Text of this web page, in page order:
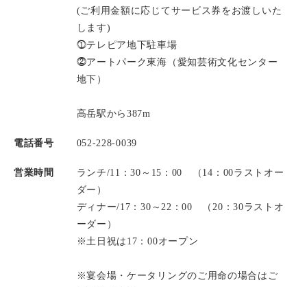
(ご利用金額に応じてサービス券をお渡しいた
します)
⓵テレピア地下駐車場
⓶アートパーク東海（愛知芸術文化センター
地下）
高岳駅から387m
電話番号 052-228-0039
営業時間
ランチ/11：30～15：00 （14：00ラストオー
ダー）
ディナー/17：30～22：00 （20：30ラストオ
ーダー）
※土日祝は17：00オープン
※宴会場・ケータリングのご用命の場合はご